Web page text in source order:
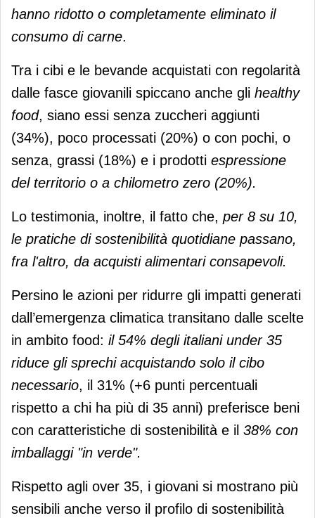
hanno ridotto o completamente eliminato il
consumo di carne.
Tra i cibi e le bevande acquistati con regolarità
dalle fasce giovanili spiccano anche gli healthy
food, siano essi senza zuccheri aggiunti
(34%), poco processati (20%) o con pochi, o
senza, grassi (18%) e i prodotti espressione
del territorio o a chilometro zero (20%).
Lo testimonia, inoltre, il fatto che, per 8 su 10,
le pratiche di sostenibilità quotidiane passano,
fra l'altro, da acquisti alimentari consapevoli.
Persino le azioni per ridurre gli impatti generati
dall’emergenza climatica transitano dalle scelte
in ambito food: il 54% degli italiani under 35
riduce gli sprechi acquistando solo il cibo
necessario, il 31% (+6 punti percentuali
rispetto a chi ha più di 35 anni) preferisce beni
con caratteristiche di sostenibilità e il 38% con
imballaggi "in verde".
Rispetto agli over 35, i giovani si mostrano più
sensibili anche verso il profilo di sostenibilità